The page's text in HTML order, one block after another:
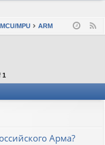
MCU/MPU ARM
1
Арма?